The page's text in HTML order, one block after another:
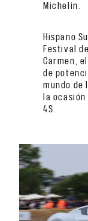
Michelin.
Hispano
Festival
Carmen,
de
mundo de
la
4S.